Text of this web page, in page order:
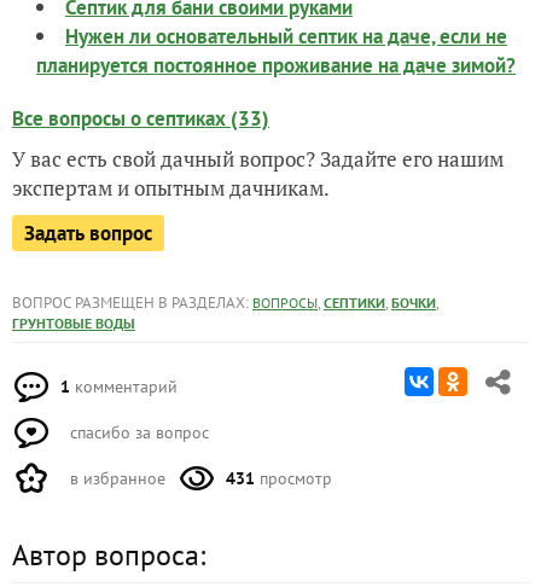
Септик для бани своими руками
Нужен ли основательный септик на даче, если не
планируется постоянное проживание на даче зимой?
Все вопросы о септиках (33)
У вас есть свой дачный вопрос? Задайте его нашим
экспертам и опытным дачникам.
Задать вопрос
ВОПРОС РАЗМЕЩЕН В РАЗДЕЛАХ: ВОПРОСЫ, СЕПТИКИ, БОЧКИ,
ГРУНТОВЫЕ ВОДЫ
1 комментарий
спасибо за вопрос
в избранное 431 просмотр
Автор вопроса: